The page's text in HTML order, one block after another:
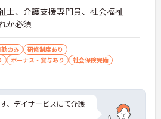
士、介護支援専門員、社会福祉
か必須
勤のみ
研修制度あり
ボーナス・賞与あり
社会保険完備
、デイサービスにて介護